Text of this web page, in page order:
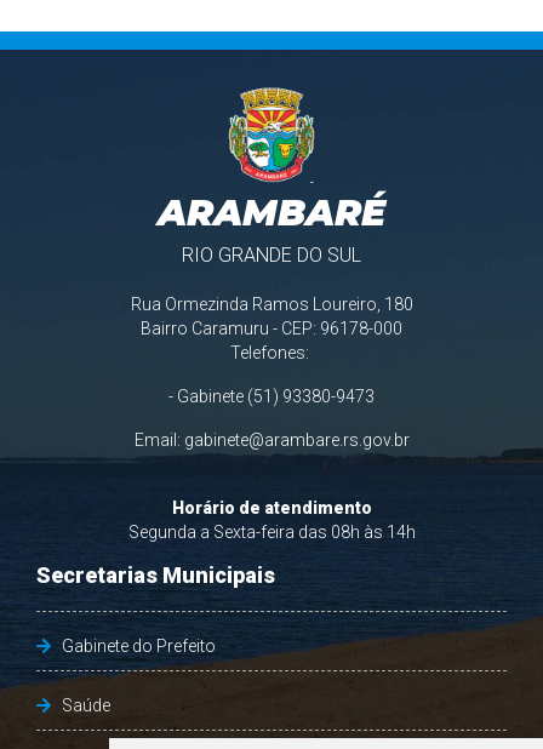
ARAMBARÉ
RIO GRANDE DO SUL
Rua Ormezinda Ramos Loureiro, 180
Bairro Caramuru - CEP: 96178-000
Telefones:
- Gabinete (51) 93380-9473
Email: gabinete@arambare.rs.gov.br
Horário de atendimento
Segunda a Sexta-feira das 08h às 14h
Secretarias Municipais
Gabinete do Prefeito
Saúde